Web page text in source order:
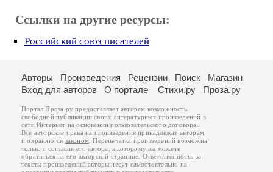
Ссылки на другие ресурсы:
Российский союз писателей
Авторы Произведения Рецензии Поиск
Магазин
Вход для авторов
О портале Стихи.ру Проза.ру
Портал Проза.ру предоставляет авторам возможность
свободной публикации своих литературных произведений в
сети Интернет на основаниипользовательского договора
Все авторские права на произведения принадлежат авторам
и охраняются законом . Перепечатка произведений возможна
только с согласия его автора, к которому вы можете
обратиться на его авторской странице. Ответственность за
тексты произведений авторы несут самостоятельно на